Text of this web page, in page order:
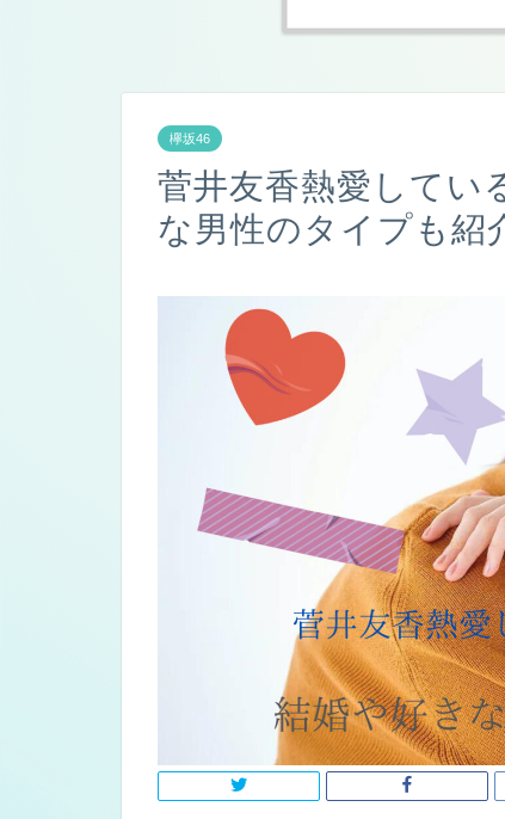
欅坂46
菅井友香熱愛してい
な男性のタイプも紹